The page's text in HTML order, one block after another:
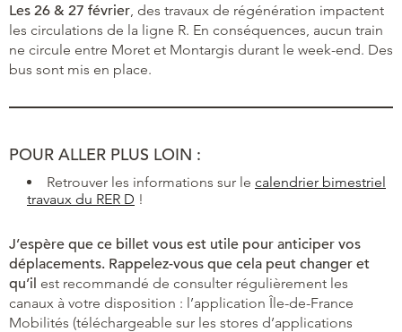
Les 26 & 27 février , des travaux de régénération impactent
les circulations de la ligne R. En conséquences, aucun train
ne circule entre Moret et Montargis durant le week-end. Des
bus sont mis en place.
POUR ALLER PLUS LOIN :
Retrouver les informations sur le calendrier bimestriel
travaux du RER D !
J’espère que ce billet vous est utile pour anticiper vos
déplacements. Rappelez-vous que cela peut changer et
qu’il est recommandé de consulter régulièrement les
canaux à votre disposition : l’application Île-de-France
Mobilités (téléchargeable sur les stores d’applications